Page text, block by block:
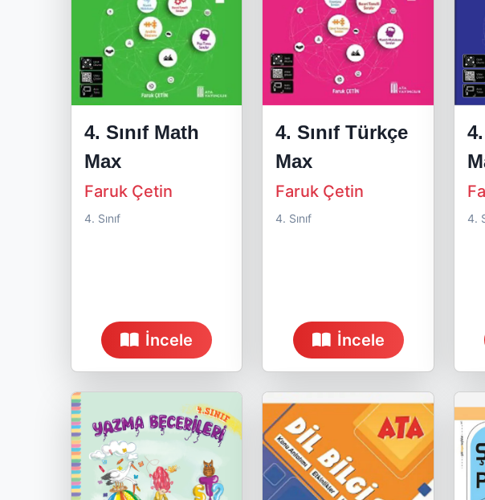
4. Sınıf Math
Max
Faruk Çetin
4. Sınıf
İncele
4. Sınıf Türkçe
Max
Faruk Çetin
4. Sınıf
İncele
4.